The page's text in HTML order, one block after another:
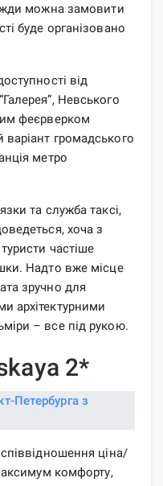
можна замовити
буде організовано
від
Невського
феєрверком
громадського
метро
та служба таксі,
хоча з
частіше
Надто вже місце
зручно для
архітектурними
– все під рукою.
2*
ціна/
комфорту,